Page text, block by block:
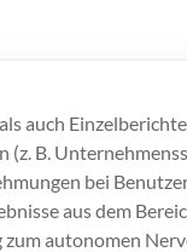
auch
B.
bei
aus dem
autonomen